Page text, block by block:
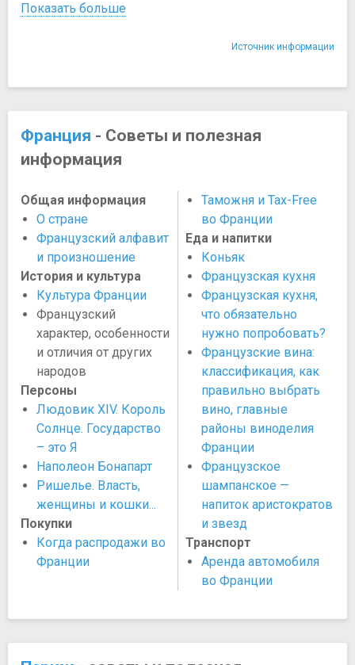
Показать больше
Источник информации
Франция - Советы и полезная
информация
Общая информация
О стране
Французский алфавит
и произношение
История и культура
Культура Франции
Французский
характер, особенности
и отличия от других
народов
Персоны
Людовик XIV. Король
Солнце. Государство
– это Я
Наполеон Бонапарт
Ришелье. Власть,
женщины и кошки...
Покупки
Когда распродажи во
Франции
Таможня и Tax-Free
во Франции
Еда и напитки
Коньяк
Французская кухня
Французская кухня,
что обязательно
нужно попробовать?
Французские вина:
классификация, как
правильно выбрать
вино, главные
районы виноделия
Франции
Французское
шампанское —
напиток аристократов
и звезд
Транспорт
Аренда автомобиля
во Франции